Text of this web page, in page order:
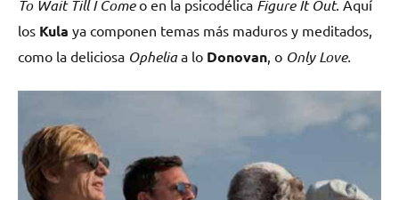
To Wait Till I Comeo en la psicodélica Figure It Out. Aquí
los Kula ya componen temas más maduros y meditados,
como la deliciosa Opheliaa lo Donovan , o Only Love.